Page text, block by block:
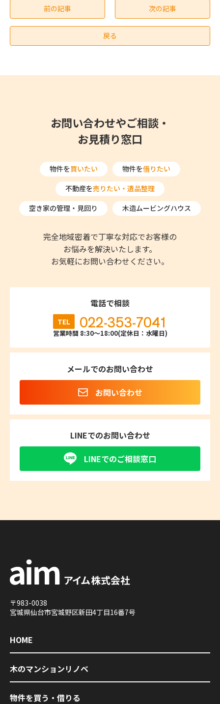
e
b
k
t
t
e
前の記事 次の記事
戻る
お問い合わせやご相談・
お見積り窓口
物件を買いたい 物件を借りたい
不動産を売りたい・遺品整理
空き家の管理・見回り
木造ムービングハウス
完全地域密着で丁寧な対応でお客様の
お悩みを解決いたします。
お気軽にお問い合わせください。
電話で相談
TEL 022-353-7041
営業時間 8:30～18:00(定休日：水曜日)
メールでのお問い合わせ
お問い合わせ
LINEでのお問い合わせ
LINEでのご相談窓口
〒983-0038
宮城県仙台市宮城野区新田4丁目16番7号
HOME
木のマンションリノベ
物件を買う・借りる